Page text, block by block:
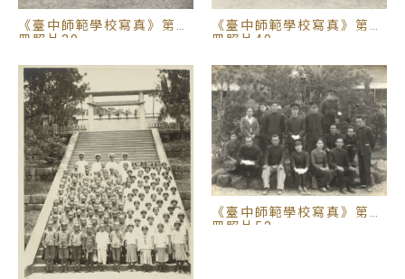
《臺中師範學校寫真》第一
冊照片39
《臺中師範學校寫真》第一
冊照片40
《臺中師範學校寫真》第一
冊照片52